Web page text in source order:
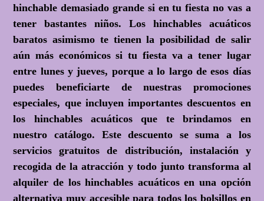
hinchable demasiado grande si en tu fiesta no vas a
tener bastantes niños. Los hinchables acuáticos
baratos asimismo te tienen la posibilidad de salir
aún más económicos si tu fiesta va a tener lugar
entre lunes y jueves, porque a lo largo de esos días
puedes beneficiarte de nuestras promociones
especiales, que incluyen importantes descuentos en
los hinchables acuáticos que te brindamos en
nuestro catálogo. Este descuento se suma a los
servicios gratuitos de distribución, instalación y
recogida de la atracción y todo junto transforma al
alquiler de los hinchables acuáticos en una opción
alternativa muy accesible para todos los bolsillos en